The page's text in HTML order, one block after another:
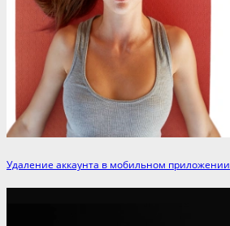
Удаление аккаунта в мобильном приложении